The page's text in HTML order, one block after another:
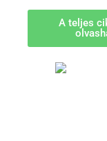
A teljes